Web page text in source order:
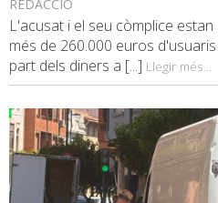
REDACCIÓ
L'acusat i el seu còmplice
més de 260.000 euros
part dels diners a [...] Llegir més...